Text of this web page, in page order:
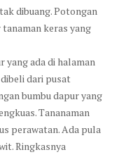
dibuang. Potongan
keras yang
ada di halaman
dari pusat
bumbu dapur yang
Tananaman
perawatan. Ada pula
Ringkasnya